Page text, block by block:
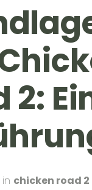
2:
chicken road 2